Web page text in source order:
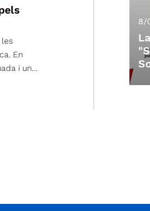
les
En
i una
8/